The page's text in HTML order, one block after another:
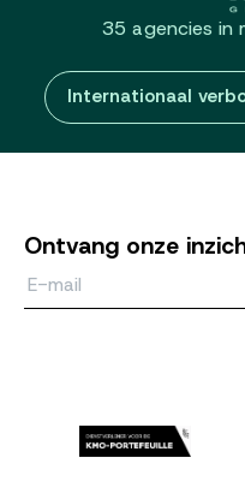
35 agencies in
Internationaal
Ontvang onze